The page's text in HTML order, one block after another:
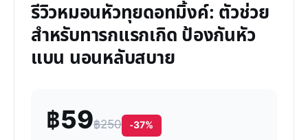
รีวิวหมอนหัวทุยดอทมิ้งค์: ตัวช่วย
สำหรับทารกแรกเกิด ป้องกันหัว
แบน นอนหลับสบาย
฿59฿250 -37%